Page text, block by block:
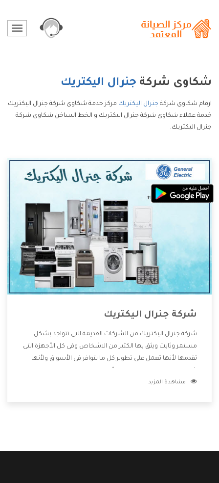
شكاوى شركة جنرال اليكتريك
ارقام شكاوى شركة جنرال اليكتريك مركز خدمة شكاوى شركة جنرال اليكتريك
خدمة عملاء شكاوى شركة جنرال اليكتريك و الخط الساخن شكاوى شركة
جنرال اليكتريك.
شركة جنرال اليكتريك
شركة جنرال اليكتريك من الشركات القديمة التى تتواجد بشكل
مستمر وثابت ويثق بها الكثير من الاشخاص وفى كل الأجهزة التى
تقدمها لأنها تعمل على تطوير كل ما يتوافر فى الأسواق ولأنها
المنتجات وتقدم للعملاء أقوى العروض والخصومات التى تسهل
مشاهدة المزيد